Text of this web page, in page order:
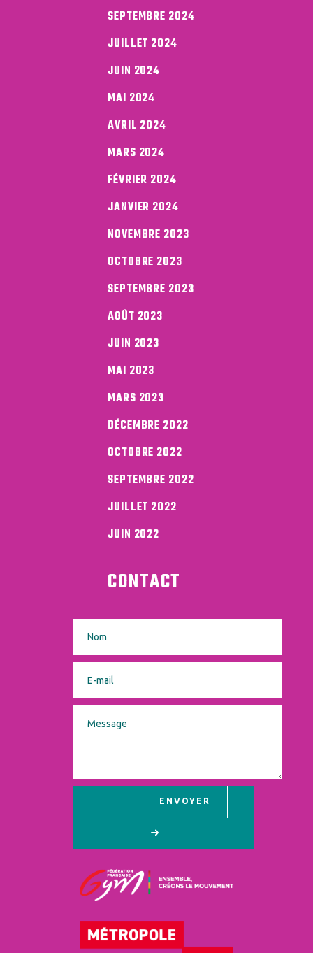
SEPTEMBRE 2024
JUILLET 2024
JUIN 2024
MAI 2024
AVRIL 2024
MARS 2024
FÉVRIER 2024
JANVIER 2024
NOVEMBRE 2023
OCTOBRE 2023
SEPTEMBRE 2023
AOÛT 2023
JUIN 2023
MAI 2023
MARS 2023
DÉCEMBRE 2022
OCTOBRE 2022
SEPTEMBRE 2022
JUILLET 2022
JUIN 2022
CONTACT
ENVOYER